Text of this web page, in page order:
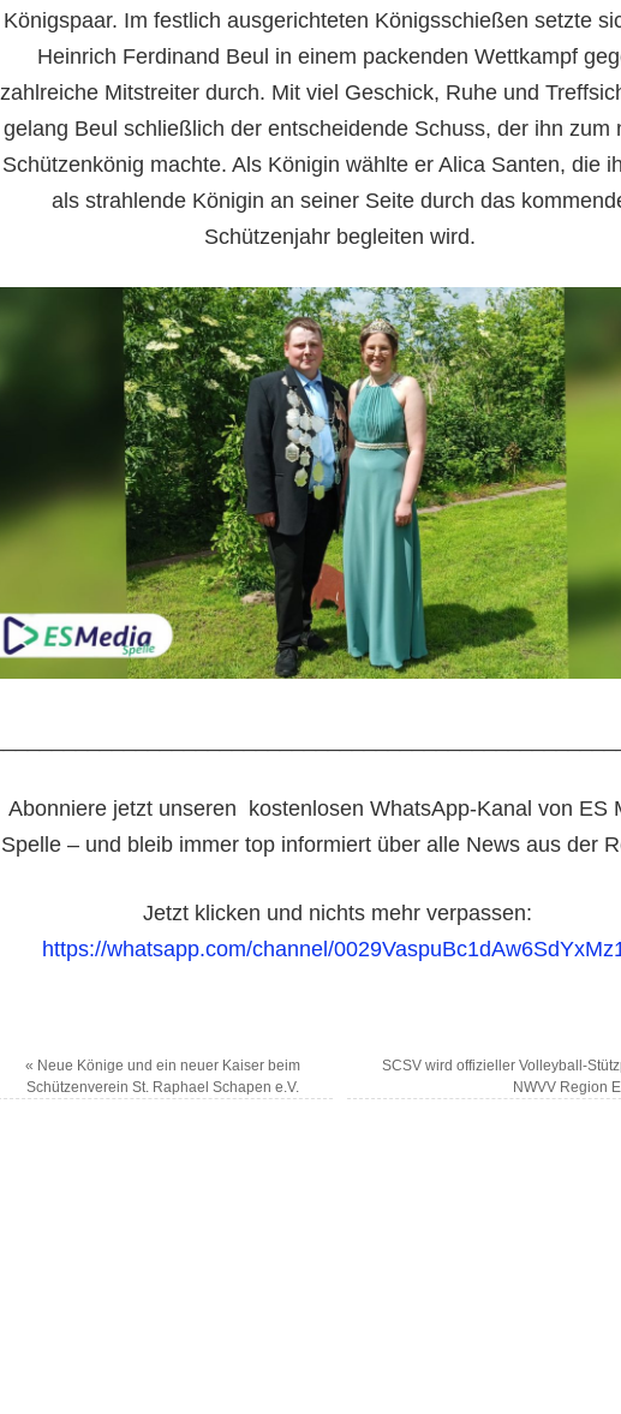
Königspaar. Im festlich ausgerichteten Königsschießen setzte
Heinrich Ferdinand Beul in einem packenden Wettkampf
zahlreiche Mitstreiter durch. Mit viel Geschick, Ruhe und
gelang Beul schließlich der entscheidende Schuss, der ihn zum
Schützenkönig machte. Als Königin wählte er Alica Santen, die
als strahlende Königin an seiner Seite durch das
Schützenjahr begleiten wird.
Abonniere jetzt unseren kostenlosen WhatsApp-Kanal von ES
Spelle – und bleib immer top informiert über alle News aus der
Jetzt klicken und nichts mehr verpassen:
https://whatsapp.com/channel/
« Neue Könige und ein neuer Kaiser beim
Schützenverein St. Raphael Schapen e.V.
SCSV wird offizieller Volleyball-
NWVV Region